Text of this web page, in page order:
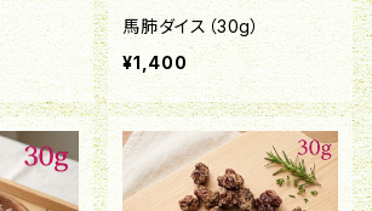
馬肺ダイス（30g）
¥1,400